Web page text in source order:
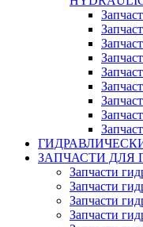
ЗАПЧАСТИ ДЛЯ
Запчасти
Запчасти
Запчасти
Запчасти